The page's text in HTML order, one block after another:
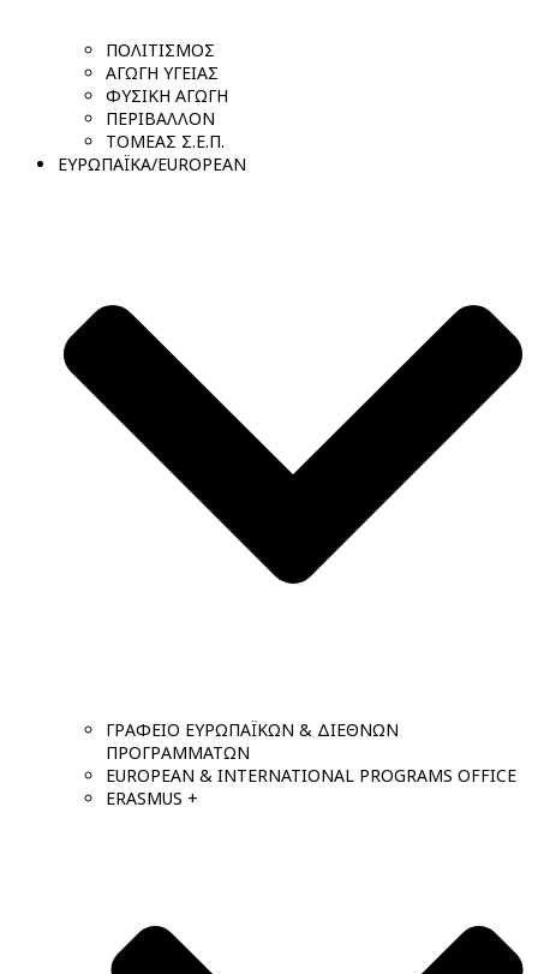
ΠΟΛΙΤΙΣΜΟΣ
ΑΓΩΓΗ ΥΓΕΙΑΣ
ΦΥΣΙΚΗ ΑΓΩΓΗ
ΠΕΡΙΒΑΛΛΟΝ
ΤΟΜΕΑΣ Σ.Ε.Π.
ΕΥΡΩΠΑΪΚΑ/EUROPEAN
ΓΡΑΦΕΙΟ ΕΥΡΩΠΑΪΚΩΝ & ΔΙΕΘΝΩΝ
ΠΡΟΓΡΑΜΜΑΤΩΝ
EUROPEAN & INTERNATIONAL PROGRAMS OFFICE
ERASMUS +